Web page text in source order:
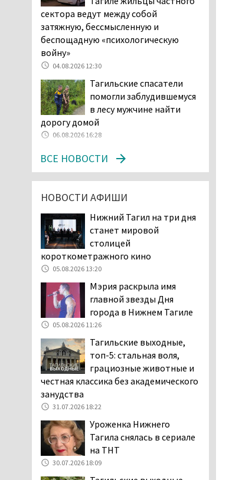
Нижний Тагил на три дня
станет мировой
столицей
короткометражного кино
05.08.2026 13:20
главной звезды Дня
города в Нижнем Тагиле
05.08.2026 11:26
В Нижнем Тагиле
Виталия Говорухина
05.08.2026 11:10
текущего года
мошенники украли у
клиентов российских банков 7,4 млрд
рублей
05.08.2026 10:58
Жителей центра Нижнего
Тагила напугала система
оповещения о
заложенной бомбе
04.08.2026 17:57
«Выезжать на круговое
движение здесь очень
опасно: машин, которые
надо пропускать, почти не видно».
Тагильчане пожаловались на плохой
обзор из-за высокой травы у дороги
Первомайской
04.08.2026 16:53
Отлавливать собак в
сектора ведут между собой
затяжную, бессмысленную и
беспощадную «психологическую
войну»
04.08.2026 12:30
Тагильские спасатели
помогли заблудившемуся
в лесу мужчине найти
дорогу домой
06.08.2026 16:28
ВСЕ НОВОСТИ
НОВОСТИ АФИШИ
Нижний Тагил на три дня
станет мировой
столицей
короткометражного кино
05.08.2026 13:20
Мэрия раскрыла имя
главной звезды Дня
города в Нижнем Тагиле
05.08.2026 11:26
Тагильские выходные,
топ-5: стальная воля,
грациозные животные и
честная классика без академического
занудства
31.07.2026 18:22
Уроженка Нижнего
Тагила снялась в сериале
на ТНТ
30.07.2026 18:09